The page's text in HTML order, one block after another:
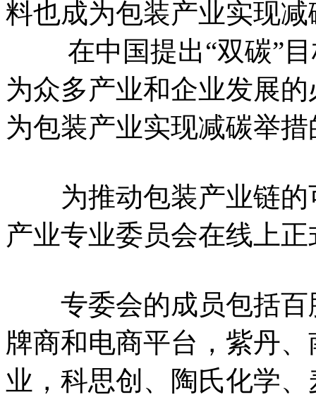
料也成为包装产业实现
在中国提出“双碳”目
为众多产业和企业发展
为包装产业实现减碳举
为推动包装产业链的
产业专业委员会在线上
专委会的成员包括百
牌商和电商平台，紫丹
业，科思创、陶氏化学